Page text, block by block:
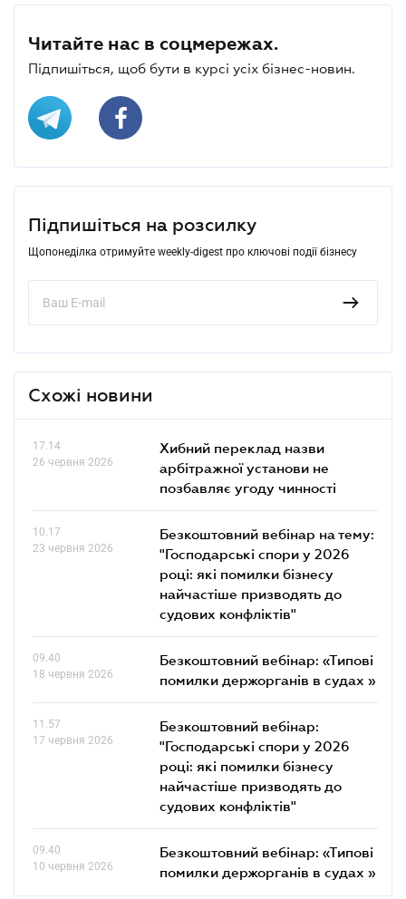
Читайте нас в соцмережах.
Підпишіться, щоб бути в курсі усіх бізнес-новин.
Підпишіться на розсилку
Щопонеділка отримуйте weekly-digest про ключові події бізнесу
Схожі новини
17.14
26 червня 2026
Хибний переклад назви
арбітражної установи не
позбавляє угоду чинності
10.17
23 червня 2026
Безкоштовний вебінар на тему:
"Господарські спори у 2026
році: які помилки бізнесу
найчастіше призводять до
судових конфліктів"
09.40
18 червня 2026
Безкоштовний вебінар: «Типові
помилки держорганів в судах »
11.57
17 червня 2026
Безкоштовний вебінар:
"Господарські спори у 2026
році: які помилки бізнесу
найчастіше призводять до
судових конфліктів"
09.40
10 червня 2026
Безкоштовний вебінар: «Типові
помилки держорганів в судах »